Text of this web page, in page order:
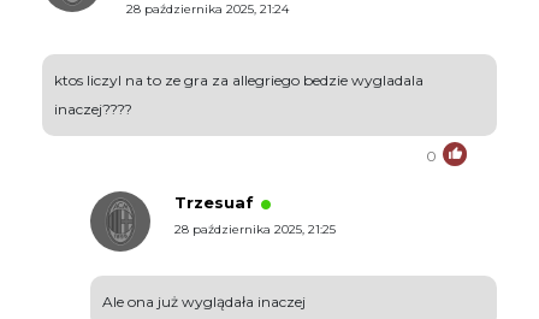
28 października 2025, 21:24
ktos liczyl na to ze gra za allegriego bedzie wygladala
inaczej????
0
Trzesuaf
28 października 2025, 21:25
Ale ona już wyglądała inaczej